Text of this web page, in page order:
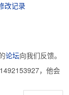
改记录
论坛向我们反馈。
，他会